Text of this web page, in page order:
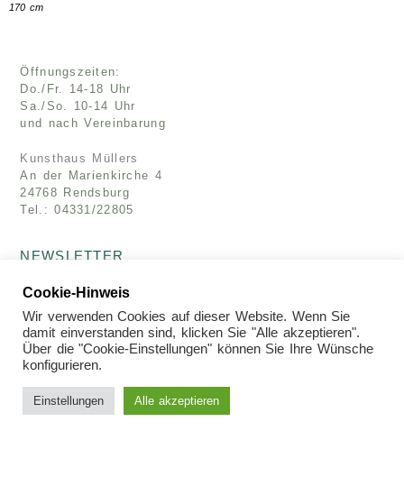
170 cm
Gegenwart
Öffnungszeiten:
Do./Fr. 14-18 Uhr
Sa./So. 10-14 Uhr
und nach Vereinbarung
Kunsthaus Müllers
An der Marienkirche 4
24768 Rendsburg
Tel.: 04331/22805
NEWSLETTER
DATENSCHUTZ
Cookie-Hinweis
Wir verwenden Cookies auf dieser Website. Wenn Sie
damit einverstanden sind, klicken Sie "Alle akzeptieren".
Über die "Cookie-Einstellungen" können Sie Ihre Wünsche
konfigurieren.
Einstellungen Alle akzeptieren